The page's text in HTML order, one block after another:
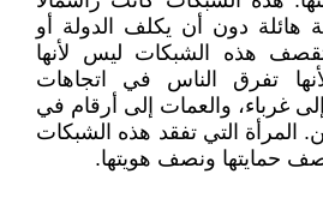
هائلة دون أن يكلف الدولة أو
هذه الشبكات ليس لأنها
تفرق الناس في اتجاهات
غرباء، والعمات إلى أرقام في
المرأة التي تفقد هذه الشبكات
حمايتها ونصف هويتها.